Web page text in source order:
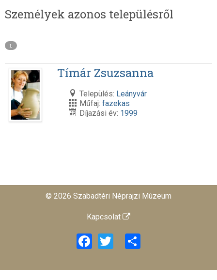
Személyek azonos településről
1
Tímár Zsuzsanna
Település: Leányvár
Műfaj: fazekas
Díjazási év: 1999
© 2026 Szabadtéri Néprajzi Múzeum
Kapcsolat
Facebook
Twitter